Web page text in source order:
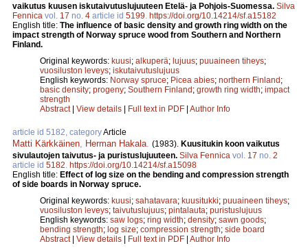
vaikutus kuusen iskutaivutuslujuuteen Etelä- ja Pohjois-Suomessa. Silva
Fennica vol. 17 no. 4 article id 5199 https://doi.org/10.14214/sf.a15182
English title: The influence of basic density and growth ring width on the
impact strength of Norway spruce wood from Southern and Northern
Finland.
Original keywords: kuusi; alkuperä; lujuus; puuaineen tiheys;
vuosiluston leveys; iskutaivutuslujuus
English keywords: Norway spruce; Picea abies; northern Finland;
basic density; progeny; Southern Finland; growth ring width; impact
strength
Abstract| View details | Full text in PDF | Author Info
article id 5182, categoryArticle
Matti Kärkkäinen Herman Hakala (1983). Kuusitukin koon vaikutus
sivulautojen taivutus- ja puristuslujuuteen. Silva Fennica vol. 17 no. 2
article id 5182 https://doi.org/10.14214/sf.a15098
English title: Effect of log size on the bending and compression strength
of side boards in Norway spruce.
Original keywords: kuusi; sahatavara; kuusitukki; puuaineen tiheys;
vuosiluston leveys; taivutuslujuus; pintalauta; puristuslujuus
English keywords: saw logs; ring width; density; sawn goods;
bending strength; log size; compression strength; side board
Abstract| View details | Full text in PDF | Author Info